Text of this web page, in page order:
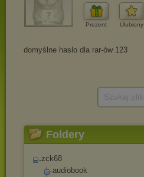
Prezent Ulubiony
Foldery
zck68
audiobook